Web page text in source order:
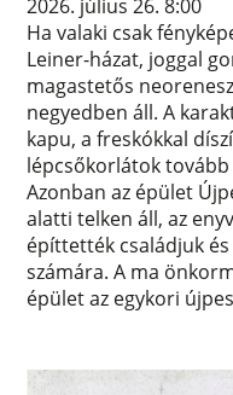
2026. július 26. 8:00
Ha valaki csak
Leiner-házat, joggal
magastetős
negyedben áll. A
kapu, a freskókkal
lépcsőkorlátok tovább
Azonban az épület
alatti telken áll, az
építtették családjuk
számára. A ma
épület az egykori